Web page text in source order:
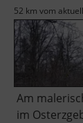
52 km vom
Am
im